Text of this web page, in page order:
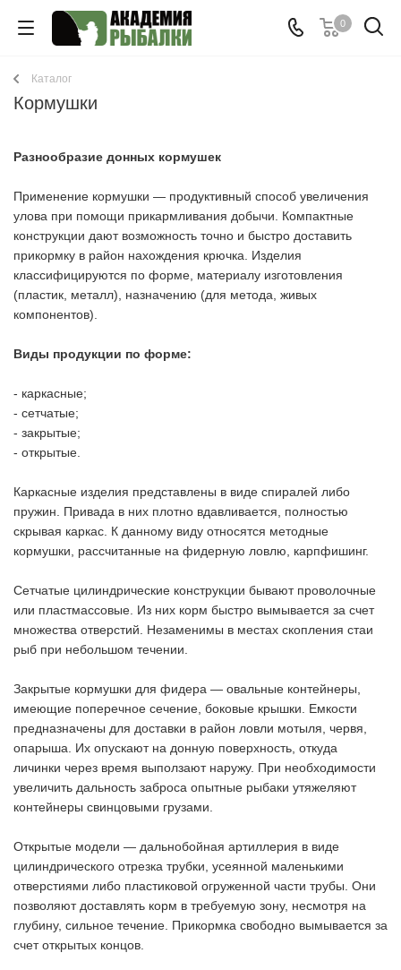
0
Каталог
Кормушки
Разнообразие донных кормушек
Применение кормушки — продуктивный способ увеличения
улова при помощи прикармливания добычи. Компактные
конструкции дают возможность точно и быстро доставить
прикормку в район нахождения крючка. Изделия
классифицируются по форме, материалу изготовления
(пластик, металл), назначению (для метода, живых
компонентов).
Виды продукции по форме:
- каркасные;
- сетчатые;
- закрытые;
- открытые.
Каркасные изделия представлены в виде спиралей либо
пружин. Привада в них плотно вдавливается, полностью
скрывая каркас. К данному виду относятся методные
кормушки, рассчитанные на фидерную ловлю, карпфишинг.
Сетчатые цилиндрические конструкции бывают проволочные
или пластмассовые. Из них корм быстро вымывается за счет
множества отверстий. Незаменимы в местах скопления стаи
рыб при небольшом течении.
Закрытые кормушки для фидера — овальные контейнеры,
имеющие поперечное сечение, боковые крышки. Емкости
предназначены для доставки в район ловли мотыля, червя,
опарыша. Их опускают на донную поверхность, откуда
личинки через время выползают наружу. При необходимости
увеличить дальность заброса опытные рыбаки утяжеляют
контейнеры свинцовыми грузами.
Открытые модели — дальнобойная артиллерия в виде
цилиндрического отрезка трубки, усеянной маленькими
отверстиями либо пластиковой огруженной части трубы. Они
позволяют доставлять корм в требуемую зону, несмотря на
глубину, сильное течение. Прикормка свободно вымывается за
счет открытых концов.